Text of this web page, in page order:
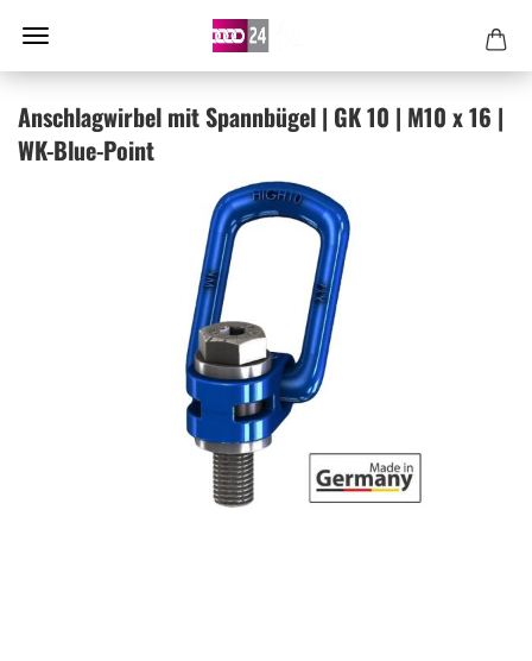
An­schlag­wir­bel mit Spann­bü­gel | GK 10 | M10 x 16 |
WK-​Blue-Point